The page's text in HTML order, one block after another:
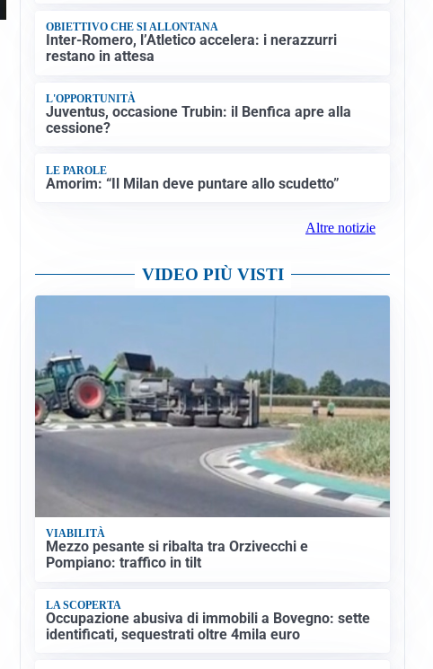
OBIETTIVO CHE SI ALLONTANA
Inter-Romero, l’Atletico accelera: i nerazzurri
restano in attesa
L'OPPORTUNITÀ
Juventus, occasione Trubin: il Benfica apre alla
cessione?
LE PAROLE
Amorim: “Il Milan deve puntare allo scudetto”
Altre notizie
VIDEO PIÙ VISTI
VIABILITÀ
Mezzo pesante si ribalta tra Orzivecchi e
Pompiano: traffico in tilt
LA SCOPERTA
Occupazione abusiva di immobili a Bovegno: sette
identificati, sequestrati oltre 4mila euro